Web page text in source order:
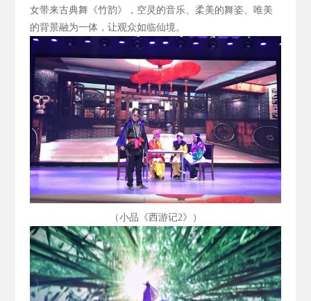
女带来古典舞《竹韵》，空灵的音乐、柔美的舞姿、唯美
的背景融为一体，让观众如临仙境。
（小品《西游记2》）